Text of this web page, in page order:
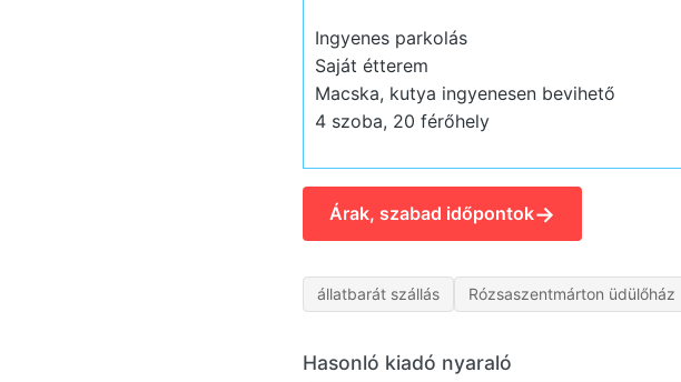
Ingyenes parkolás
Saját étterem
Macska, kutya ingyenesen bevihető
4 szoba, 20 férőhely
Árak, szabad időpontok→
állatbarát szállás Rózsaszentmárton üdülőház
Hasonló kiadó nyaraló